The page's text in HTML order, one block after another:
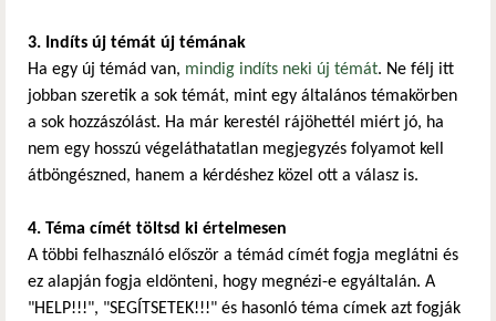
3. Indíts új témát új témának
Ha egy új témád van, mindig indíts neki új témát. Ne félj itt
jobban szeretik a sok témát, mint egy általános témakörben
a sok hozzászólást. Ha már kerestél rájöhettél miért jó, ha
nem egy hosszú végeláthatatlan megjegyzés folyamot kell
átböngészned, hanem a kérdéshez közel ott a válasz is.
4. Téma címét töltsd ki értelmesen
A többi felhasználó először a témád címét fogja meglátni és
ez alapján fogja eldönteni, hogy megnézi-e egyáltalán. A
"HELP!!!", "SEGÍTSETEK!!!" és hasonló téma címek azt fogják